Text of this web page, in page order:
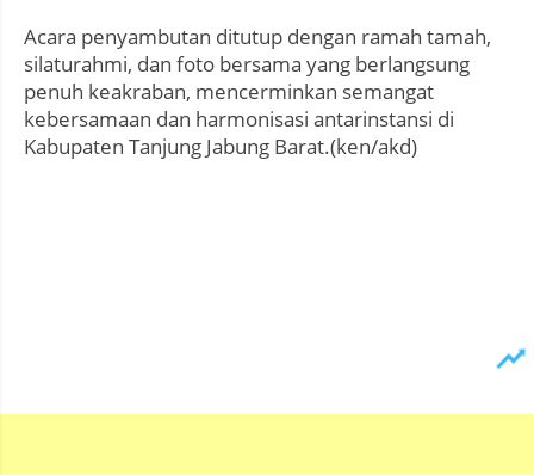
Acara penyambutan ditutup dengan ramah tamah,
silaturahmi, dan foto bersama yang berlangsung
penuh keakraban, mencerminkan semangat
kebersamaan dan harmonisasi antarinstansi di
Kabupaten Tanjung Jabung Barat.(ken/akd)